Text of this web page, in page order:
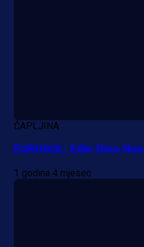
ČAPLJINA
EUROGOL: Edin Dino
1 godina 4 mjesec